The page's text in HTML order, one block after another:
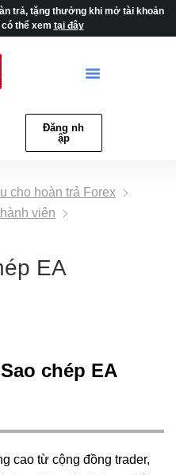
trả, tặng thưởng khi mở tài khoản
thể xem tại đây
Đăng nh
ập
cho hoàn trả Forex
viên
EA
chép EA
cao từ cộng đồng trader,